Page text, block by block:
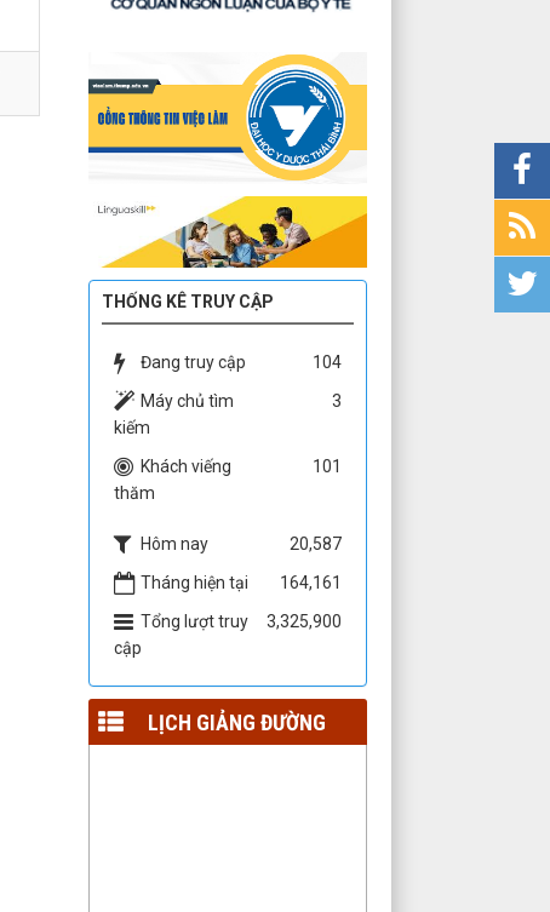
THỐNG KÊ TRUY CẬP
Đang truy cập
104
Máy chủ tìm
kiếm
3
Khách viếng
thăm
101
Hôm nay
20,587
Tháng hiện tại
164,161
Tổng lượt truy
cập
3,325,900
LỊCH GIẢNG ĐƯỜNG